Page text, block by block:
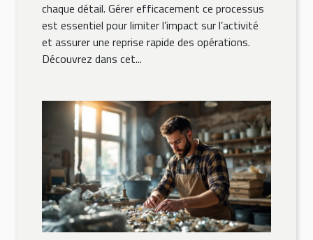
chaque détail. Gérer efficacement ce processus
est essentiel pour limiter l’impact sur l’activité
et assurer une reprise rapide des opérations.
Découvrez dans cet...